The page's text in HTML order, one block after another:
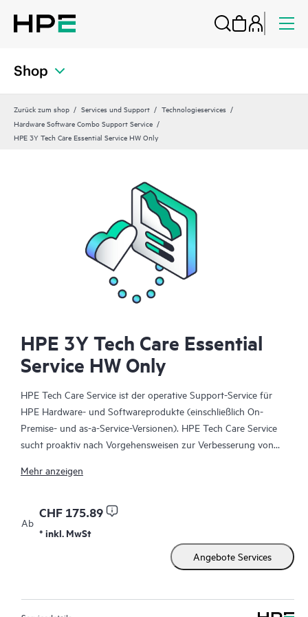
Shop
Zurück zum shop Services und Support
Technologieservices
Hardware Software Combo Support Service
HPE 3Y Tech Care Essential Service HW Only
HPE 3Y Tech Care Essential
Service HW Only
HPE Tech Care Service ist der operative Support-Service für
HPE Hardware- und Softwareprodukte (einschließlich On-
Premise- und as-a-Service-Versionen). HPE Tech Care Service
sucht proaktiv nach Vorgehensweisen zur Verbesserung von
Teams dadurch, das Unternehmen voranzubringen.
HPE Tech Care Service ermöglicht darüber hinaus direkten
Zugang zu produktspezifischen Experten und unterstützt
Kunden durch allgemeine technische Beratung und
Anleitungen nicht nur bei der Risikominimierung, sondern auch
Mehr anzeigen
Ab
CHF 175.89
* inkl. MwSt
Angebote Services